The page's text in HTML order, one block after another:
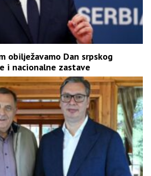
obilježavamo Dan srpskog
i nacionalne zastave